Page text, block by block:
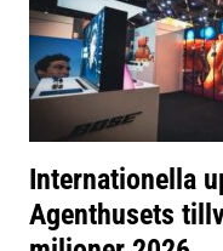
Internationella
Agenthusets